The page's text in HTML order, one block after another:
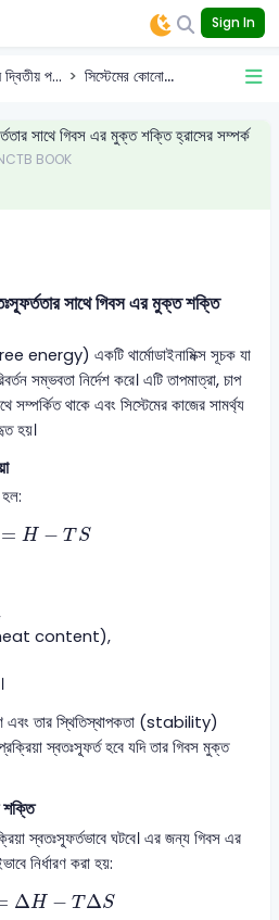
Sign In
দ্বিতীয় প... সিস্টেমের কোনো...
সাথে গিবস এর মুক্ত শক্তি হ্রাসের সম্পর্ক
NCTB BOOK
সাথে গিবস এর মুক্ত শক্তি
energy) একটি থার্মোডাইনামিক্স সূচক যা
সম্ভবতা নির্দেশ করে। এটি তাপমাত্রা, চাপ
সম্পর্কিত থাকে এবং সিস্টেমের কাজের সামর্থ্য
হয়।
= H − T S
G=H S
content),
এবং তার স্থিতিস্থাপকতা (stability)
স্বতঃস্ফূর্ত হবে যদি তার গিবস মুক্ত
শক্তি
স্বতঃস্ফূর্তভাবে ঘটবে। এর জন্য গিবস এর
নির্ধারণ করা হয়:
ΔH − T ΔS
=Δ H− ΔS